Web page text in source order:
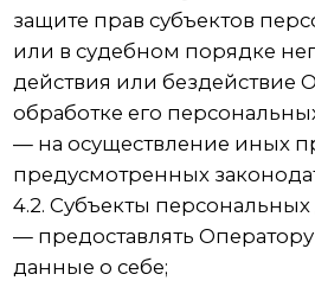
оператора функций, полномочий и
обязанностей.
7.3. Обработка персональных данных
необходима для осуществления
органа или должностного лица,
исполнению в соответствии с
исполнительном производстве.
7.4. Обработка персональных данных
необходима для исполнения договора,
выгодоприобретателем или